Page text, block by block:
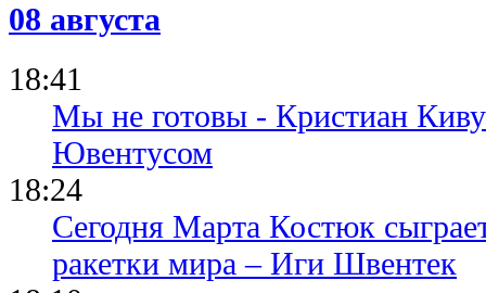
08 августа
18:41
Мы не готовы - Кристиан
Ювентусом
18:24
Сегодня Марта Костюк
ракетки мира – Иги Швентек